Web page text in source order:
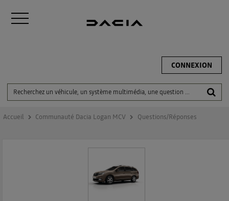
CONNEXION
Accueil Communauté Dacia Logan MCV Questions/Réponses